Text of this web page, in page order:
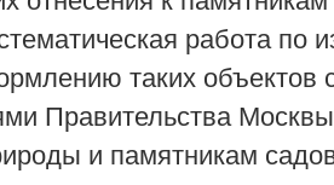
работа по
таких объектов
Правительства
и памятникам